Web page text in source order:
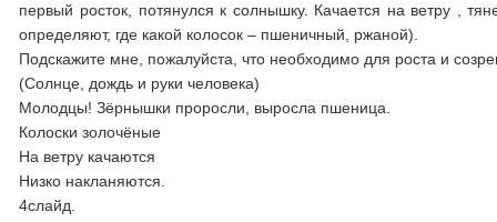
первый росток, потянулся к солнышку. Качается на ветру ,
определяют, где какой колосок – пшеничный, ржаной).
Подскажите мне, пожалуйста, что необходимо для роста и
(Солнце, дождь и руки человека)
Молодцы! Зёрнышки проросли, выросла пшеница.
Колоски золочёные
На ветру качаются
Низко накланяются.
4слайд.